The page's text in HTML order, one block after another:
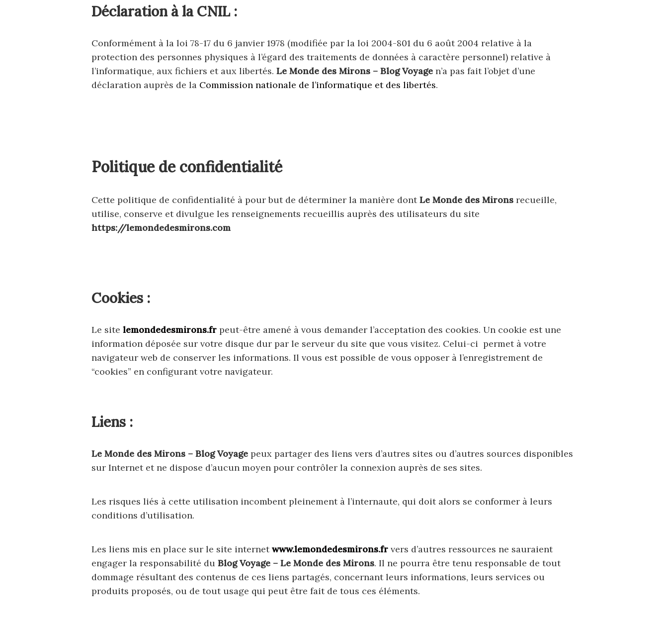
Déclaration à la CNIL :
Conformément à la loi 78-17 du 6 janvier 1978 (modifiée par la loi 2004-801 du 6 août 2004 relative à la
protection des personnes physiques à l’égard des traitements de données à caractère personnel) relative à
l’informatique, aux fichiers et aux libertés. Le Monde des Mirons – Blog Voyage n’a pas fait l’objet d’une
déclaration auprès de la Commission nationale de l’informatique et des libertés.
Politique de confidentialité
Cette politique de confidentialité à pour but de déterminer la manière dontLe Monde des Mirons recueille,
utilise, conserve et divulgue les renseignements recueillis auprès des utilisateurs du site
https://lemondedesmirons.com
Cookies :
Le site lemondedesmirons.fr peut-être amené à vous demander l’acceptation des cookies. Un cookie est une
information déposée sur votre disque dur par le serveur du site que vous visitez. Celui-ci permet à votre
navigateur web de conserver les informations. Il vous est possible de vous opposer à l’enregistrement de
“cookies” en configurant votre navigateur.
Liens :
Le Monde des Mirons – Blog Voyage peux partager des liens vers d’autres sites ou d’autres sources disponibles
sur Internet et ne dispose d’aucun moyen pour contrôler la connexion auprès de ses sites.
Les risques liés à cette utilisation incombent pleinement à l’internaute, qui doit alors se conformer à leurs
conditions d’utilisation.
Les liens mis en place sur le site internetwww.lemondedesmirons.fr vers d’autres ressources ne sauraient
engager la responsabilité du Blog Voyage – Le Monde des Mirons. Il ne pourra être tenu responsable de tout
dommage résultant des contenus de ces liens partagés, concernant leurs informations, leurs services ou
produits proposés, ou de tout usage qui peut être fait de tous ces éléments.